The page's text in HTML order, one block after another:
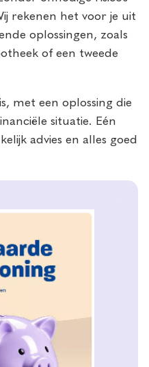
rekenen het voor je uit
oplossingen, zoals
of een tweede
met een oplossing die
situatie. Eén
advies en alles goed